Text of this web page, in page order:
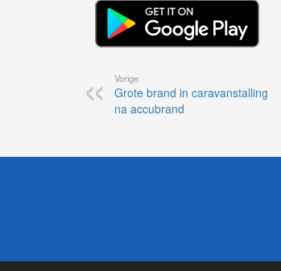
Vorige
Grote brand in caravanstalling
na accubrand